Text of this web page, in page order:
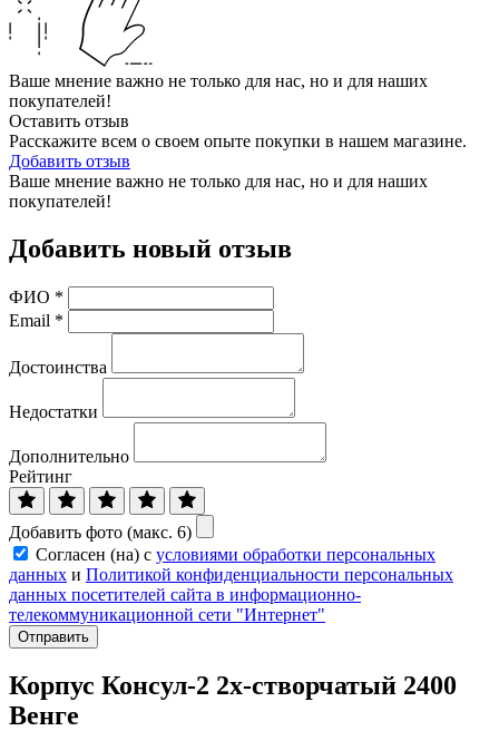
Ваше мнение важно не только для нас, но и для наших
покупателей!
Оставить отзыв
Расскажите всем о своем опыте покупки в нашем магазине.
Добавить отзыв
Ваше мнение важно не только для нас, но и для наших
покупателей!
Добавить новый отзыв
ФИО *
Email *
Достоинства
Недостатки
Дополнительно
Рейтинг
Добавить фото (макс. 6)
Согласен (на) с условиями обработки персональных
данных и Политикой конфиденциальности персональных
данных посетителей сайта в информационно-
телекоммуникационной сети "Интернет"
Отправить
Корпус Консул-2 2х-створчатый 2400
Венге